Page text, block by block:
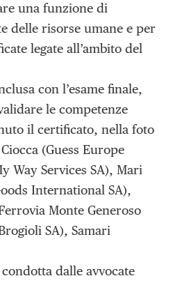
una funzione di
delle risorse umane e per
legate all’ambito del
con l’esame finale,
le competenze
il certificato, nella foto
(Guess Europe
Way Services SA), Mari
International SA),
Monte Generoso
SA), Samari
dalle avvocate